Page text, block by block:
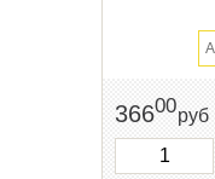
36600руб